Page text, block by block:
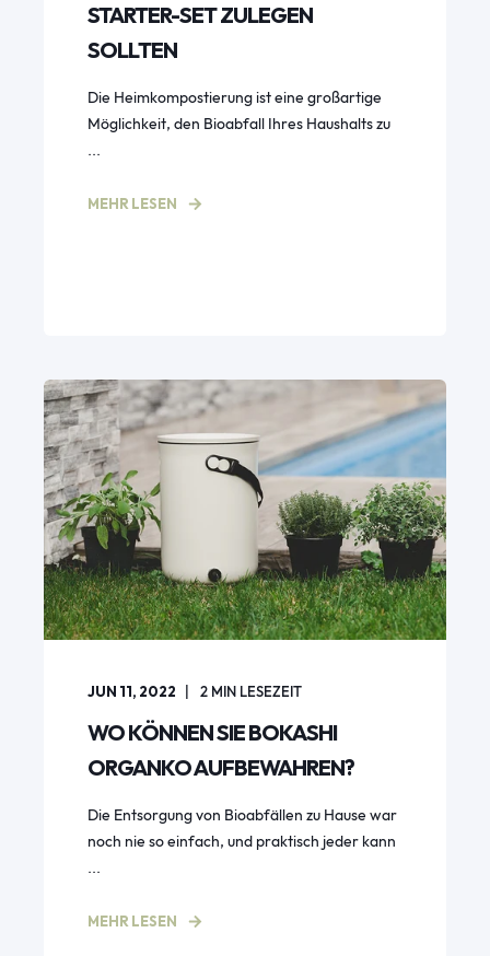
STARTER-SET ZULEGEN
SOLLTEN
Die Heimkompostierung ist eine großartige
Möglichkeit, den Bioabfall Ihres Haushalts zu
...
MEHR LESEN
JUN 11, 2022 2 MIN LESEZEIT
WO KÖNNEN SIE BOKASHI
ORGANKO AUFBEWAHREN?
Die Entsorgung von Bioabfällen zu Hause war
noch nie so einfach, und praktisch jeder kann
...
MEHR LESEN